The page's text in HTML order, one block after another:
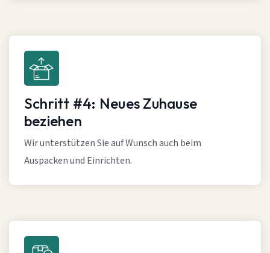
Schritt #4: Neues Zuhause
beziehen
Wir unterstützen Sie auf Wunsch auch beim
Auspacken und Einrichten.